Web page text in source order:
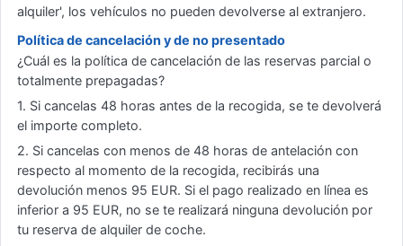
alquiler', los vehículos no pueden devolverse al extranjero.
Política de cancelación y de no presentado
¿Cuál es la política de cancelación de las reservas parcial o
totalmente prepagadas?
1. Si cancelas 48 horas antes de la recogida, se te devolverá
el importe completo.
2. Si cancelas con menos de 48 horas de antelación con
respecto al momento de la recogida, recibirás una
devolución menos 95 EUR. Si el pago realizado en línea es
inferior a 95 EUR, no se te realizará ninguna devolución por
tu reserva de alquiler de coche.